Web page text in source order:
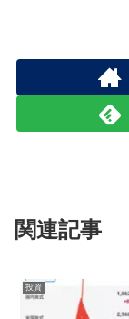
関連記事
投資